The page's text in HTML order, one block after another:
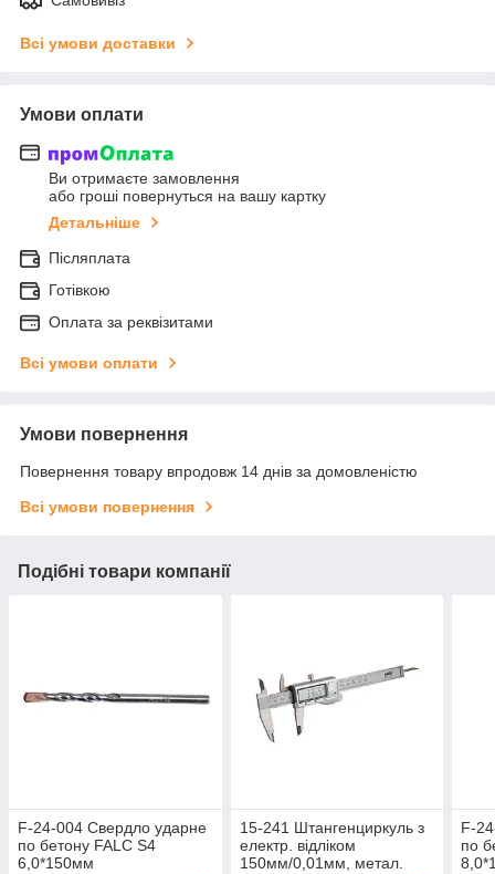
Всі умови доставки
Умови оплати
Ви отримаєте замовлення
або гроші повернуться на вашу картку
Детальніше
Післяплата
Готівкою
Оплата за реквізитами
Всі умови оплати
Умови повернення
Повернення товару впродовж 14 днів за домовленістю
Всі умови повернення
Подібні товари компанії
F-24-004 Свердло ударне
по бетону FALC S4
6,0*150мм
15-241 Штангенциркуль з
електр. відліком
150мм/0,01мм, метал.
F-
по